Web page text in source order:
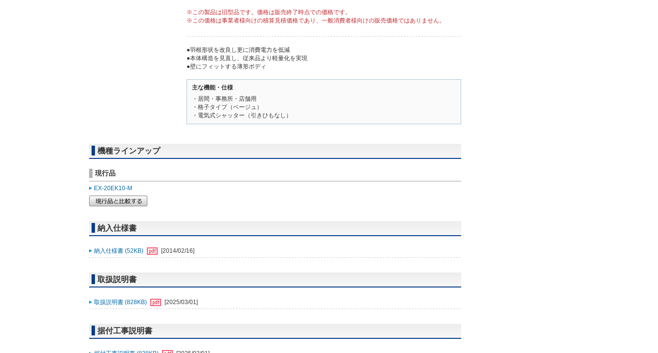
※この製品は旧型品です。価格は販売終了時点での価格です。
※この価格は事業者様向けの積算見積価格であり、一般消費者様向けの販売価格ではありません。
●羽根形状を改良し更に消費電力を低減
●本体構造を見直し、従来品より軽量化を実現
●壁にフィットする薄形ボディ
主な機能・仕様
・居間・事務所・店舗用
・格子タイプ（ベージュ）
・電気式シャッター（引きひもなし）
機種ラインアップ
現行品
EX-20EK10-M
納入仕様書
納入仕様書 (52KB) [2014/02/16]
取扱説明書
取扱説明書 (828KB) [2025/03/01]
据付工事説明書